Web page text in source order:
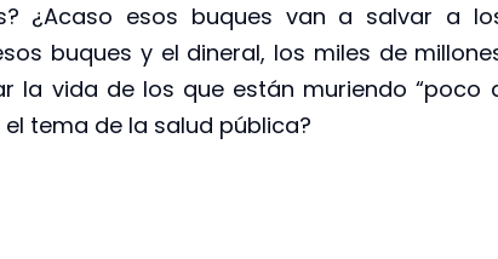
¿Acaso esos buques van a salvar a
buques y el dineral, los miles de
la vida de los que están muriendo “poco
tema de la salud pública?